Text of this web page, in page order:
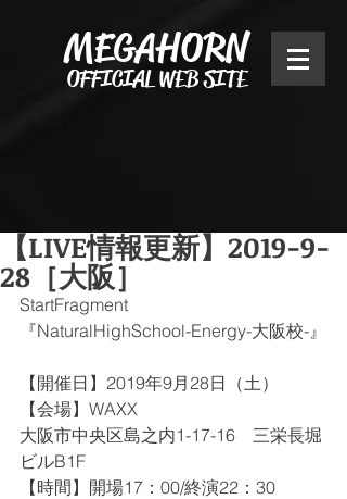
MEGAHORN
OFFICIAL WEB SITE
【LIVE情報更新】2019-9-
28［大阪］
StartFragment
『NaturalHighSchool-Energy-大阪校-』
【開催日】2019年9月28日（土）
【会場】WAXX
大阪市中央区島之内1-17-16　三栄長堀
ビルB1F
【時間】開場17：00/終演22：30